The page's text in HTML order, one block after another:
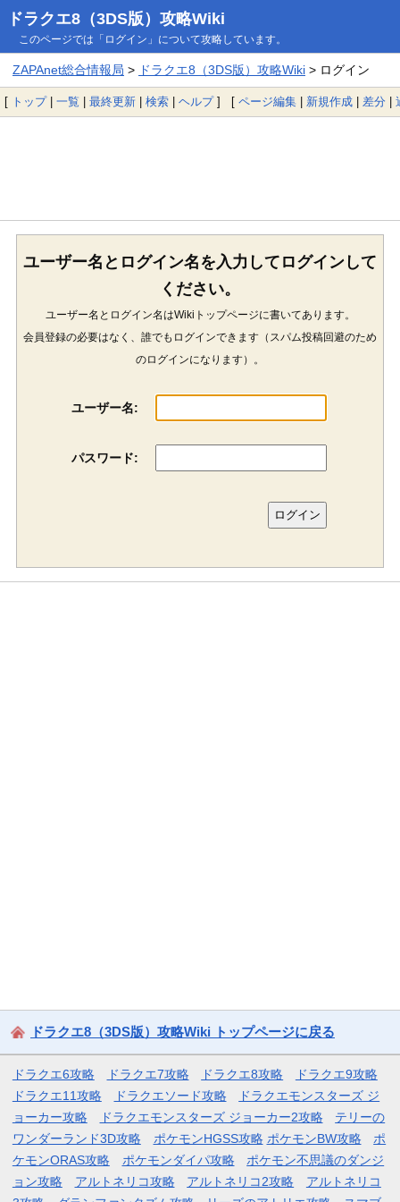
ドラクエ8（3DS版）攻略Wiki
このページでは「ログイン」について攻略しています。
ZAPAnet総合情報局 > ドラクエ8（3DS版）攻略Wiki> ログイン
[ トップ| 一覧 | 最終更新 | 検索 | ヘルプ] [ ページ編集 | 新規作成 | 差分 |
ユーザー名とログイン名を入力してログインして
ください。
ユーザー名とログイン名はWikiトップページに書いてあります。
会員登録の必要はなく、誰でもログインできます（スパム投稿回避のため
のログインになります）。
ユーザー名:
パスワード:
ドラクエ8（3DS版）攻略Wiki トップページに戻る
ドラクエ6攻略 ドラクエ7攻略 ドラクエ8攻略
ドラクエ9攻略
ドラクエ11攻略
ドラクエソード攻略
ドラクエモンスターズ ジ
ョーカー攻略
ドラクエモンスターズ ジョーカー2攻略
テリーの
ワンダーランド3D攻略
ポケモンHGSS攻略 ポケモンBW攻略
ポ
ケモンORAS攻略
ポケモンダイパ攻略
ポケモン不思議のダンジ
ョン攻略
アルトネリコ攻略 アルトネリコ2攻略
アルトネリコ